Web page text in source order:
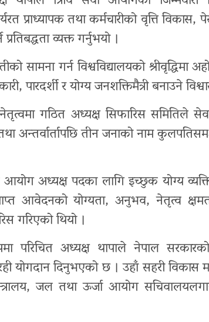
प्राध्यापक तथा कर्मचारीको वृत्ति
व्यक्त गर्नुभयो ।
गर्न विश्वविद्यालयको श्रीवृद्धिमा
पारदर्शी र योग्य जनशक्तिमैत्री बनाउने
गठित अध्यक्ष सिफारिस समितिले
अन्तर्वार्तापछि तीन जनाको नाम
अध्यक्ष पदका लागि इच्छुक योग्य
आवेदनको योग्यता, अनुभव, नेतृत्व
गरिएको थियो ।
परिचित अध्यक्ष थापाले नेपाल
योगदान दिनुभएको छ । उहाँ सहरी विकास
जल तथा ऊर्जा आयोग